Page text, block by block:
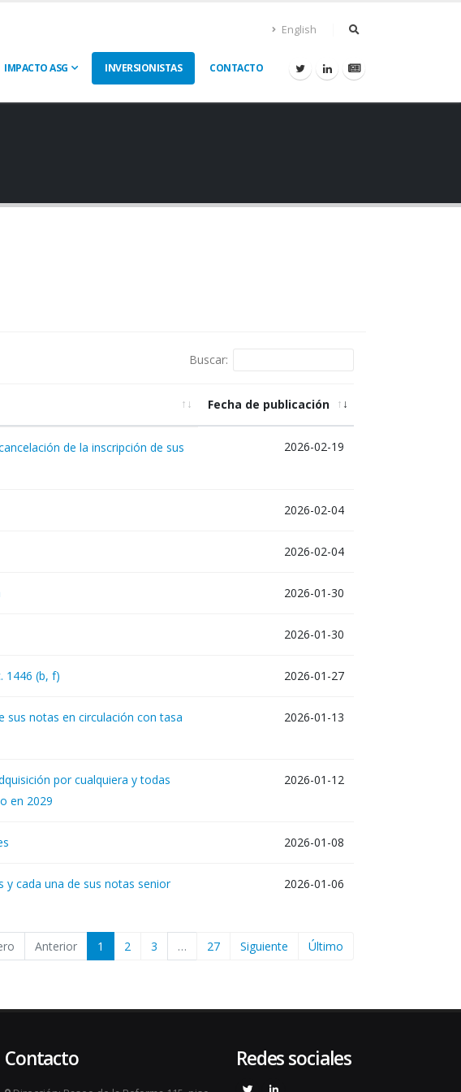
English
IMPACTO ASG INVERSIONISTAS CONTACTO
Buscar:
Fecha de publicación
de la inscripción de sus
2026-02-19
2026-02-04
2026-02-04
2026-01-30
2026-01-30
1446 (b, f) 2026-01-27
sus notas en circulación con tasa
2026-01-13
por cualquiera y todas
en 2029
2026-01-12
2026-01-08
cada una de sus notas senior
2026-01-06
Anterior 1 2 3 … 27 Siguiente Último
Contacto Redes sociales